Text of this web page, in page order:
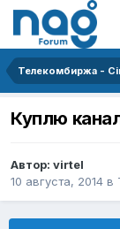
Телекомбиржа -
Куплю
Автор: virtel
10 августа, 2014 в